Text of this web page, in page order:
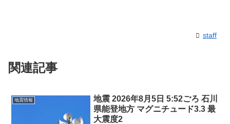
staff
関連記事
地震情報
地震 2026年8月5日 5:52ごろ 石川
県能登地方 マグニチュード3.3 最
大震度2